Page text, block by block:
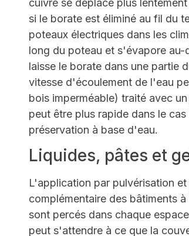
si le borate est éliminé au fil du
poteaux électriques dans les
long du poteau et s'évapore au-
laisse le borate dans une partie
vitesse d'écoulement de l'eau
bois imperméable) traité avec
peut être plus rapide dans le
préservation à base d'eau.
Liquides, pâtes et
L'application par pulvérisation
complémentaire des bâtiments
sont percés dans chaque
peut s'attendre à ce que la